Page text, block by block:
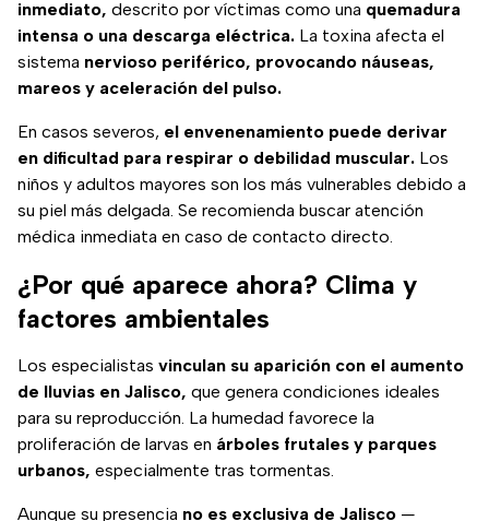
inmediato, descrito por víctimas como una quemadura
intensa o una descarga eléctrica. La toxina afecta el
sistema nervioso periférico, provocando náuseas,
mareos y aceleración del pulso.
En casos severos, el envenenamiento puede derivar
en dificultad para respirar o debilidad muscular. Los
niños y adultos mayores son los más vulnerables debido a
su piel más delgada. Se recomienda buscar atención
médica inmediata en caso de contacto directo.
¿Por qué aparece ahora? Clima y
factores ambientales
Los especialistas vinculan su aparición con el aumento
de lluvias en Jalisco, que genera condiciones ideales
para su reproducción. La humedad favorece la
proliferación de larvas en árboles frutales y parques
urbanos, especialmente tras tormentas.
Aunque su presencia no es exclusiva de Jalisco —